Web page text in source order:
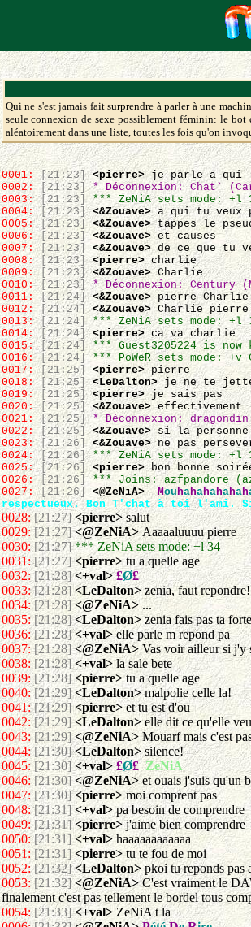
Qui ne s'est jamais fait surprendre à parler à une
seule connexion de sexe possiblement féminin: le
aléatoirement dans une liste, toutes les fois qu'on
0001: [21:23]<pierre>je parle a qui
0002:
[21:23]* Déconnexion: Chat`
0003: [21:23]*** ZeNiA sets mode: +l
0004: [21:23]<&Zouave>a qui tu veux
0005: [21:23]<&Zouave>tappes le
0006: [21:23]<&Zouave>et causes
0007: [21:23]<&Zouave>de ce que tu
0008: [21:23]<pierre>charlie
0009: [21:23]<&Zouave>Charlie
0010: [21:23]* Déconnexion: Century
0011: [21:24]<&Zouave>pierre Charlie
0012:
[21:24]<&Zouave>Charlie pierre
0013: [21:24]*** ZeNiA sets mode: +l
0014: [21:24]<pierre>ca va charlie
0015: [21:24] *** Guest3205224 is now
0016: [21:24]*** PoWeR sets mode: +v
0017: [21:25]<pierre>pierre
0018: [21:25]<LeDalton>je ne te jette
0019: [21:25]<pierre>je sais pas
0020: [21:25]<&Zouave>effectivement
0021: [21:25]* Déconnexion:
0022:
[21:25]<&Zouave>si la personne
0023: [21:26]<&Zouave>ne pas
0024: [21:26]*** ZeNiA sets mode: +l
0025: [21:26]<pierre>bon bonne
0026: [21:26]*** Joins: azfpandore
0027: [21:26]<@ZeNiA> Mouhahahahahah
respectueux. Bon T'chat à toi l'ami.
0028: [21:27]<pierre>salut
0029: [21:27]<@ZeNiA>Aaaaaluuuu pierre
0030: [21:27]*** ZeNiA sets mode: +l 34
0031: [21:27]<pierre>tu a quelle age
0032: [21:28]<+val> £Ø£
0033: [21:28]<LeDalton>zenia, faut repondre!
0034: [21:28]<@ZeNiA>...
0035: [21:28]<LeDalton>zenia fais pas ta
0036: [21:28]<+val>elle parle m repond pa
0037: [21:28]<@ZeNiA>Vas voir ailleur si j'y
0038: [21:28]<+val>la sale bete
0039: [21:28]<pierre>tu a quelle age
0040: [21:29]<LeDalton>malpolie celle la!
0041: [21:29]<pierre>et tu est d'ou
0042: [21:29]<LeDalton>elle dit ce qu'elle
0043: [21:29]<@ZeNiA>Mouarf mais c'est
0044: [21:30]<LeDalton>silence!
0045: [21:30]<+val> £Ø£ZeNiA
0046: [21:30]<@ZeNiA>et ouais j'suis qu'un
0047: [21:30]<pierre>moi comprent pas
0048: [21:31]<+val>pa besoin de comprendre
0049: [21:31]<pierre>j'aime bien comprendre
0050: [21:31]<+val>haaaaaaaaaaaa
0051: [21:31]<pierre>tu te fou de moi
0052: [21:32]<LeDalton>pkoi tu reponds pas
0053: [21:32]<@ZeNiA>C'est vraiment le
finalement c'est pas tellement le bordel tous
0054: [21:33]<+val>ZeNiA t la